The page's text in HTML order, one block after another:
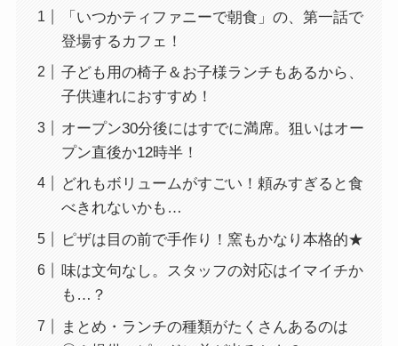
「いつかティファニーで朝食」の、第一話で
登場するカフェ！
子ども用の椅子＆お子様ランチもあるから、
子供連れにおすすめ！
オープン30分後にはすでに満席。狙いはオー
プン直後か12時半！
どれもボリュームがすごい！頼みすぎると食
べきれないかも…
ピザは目の前で手作り！窯もかなり本格的★
味は文句なし。スタッフの対応はイマイチか
も…？
まとめ・ランチの種類がたくさんあるのは